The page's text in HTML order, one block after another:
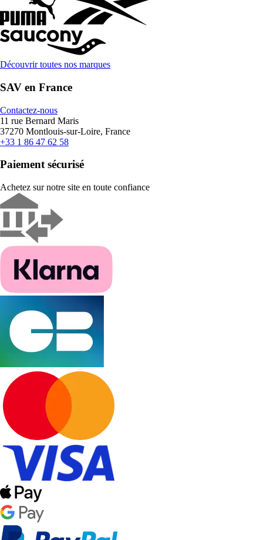
Découvrir toutes nos marques
SAV en France
Contactez-nous
11 rue Bernard Maris
37270 Montlouis-sur-Loire, France
+33 1 86 47 62 58
Paiement sécurisé
Achetez sur notre site en toute confiance